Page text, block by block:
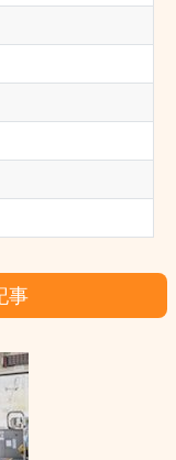
事